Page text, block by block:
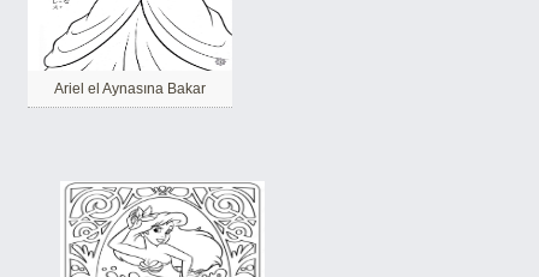
Ariel el Aynasına Bakar